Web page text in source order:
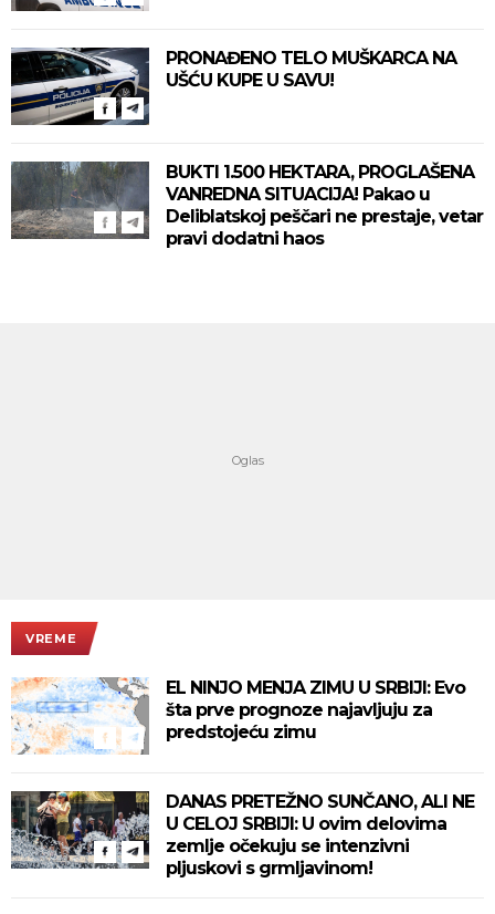
PRONAĐENO TELO MUŠKARCA NA
UŠĆU KUPE U SAVU!
BUKTI 1.500 HEKTARA, PROGLAŠENA
VANREDNA SITUACIJA! Pakao u
Deliblatskoj peščari ne prestaje, vetar
pravi dodatni haos
VREME
EL NINJO MENJA ZIMU U SRBIJI: Evo
šta prve prognoze najavljuju za
predstojeću zimu
DANAS PRETEŽNO SUNČANO, ALI NE
U CELOJ SRBIJI: U ovim delovima
zemlje očekuju se intenzivni
pljuskovi s grmljavinom!